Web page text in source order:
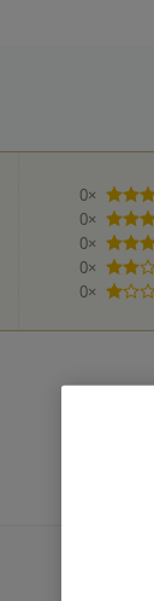
0×
0×
0×
0×
2
0×
1